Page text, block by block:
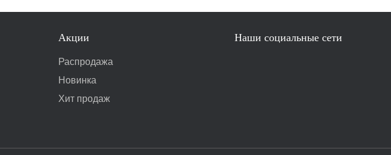
Акции
Распродажа
Новинка
Хит продаж
Наши социальные сети